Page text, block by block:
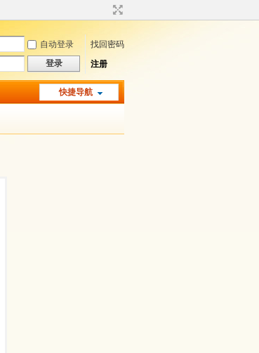
自动登录
找回密码
登录 注册
快捷导航